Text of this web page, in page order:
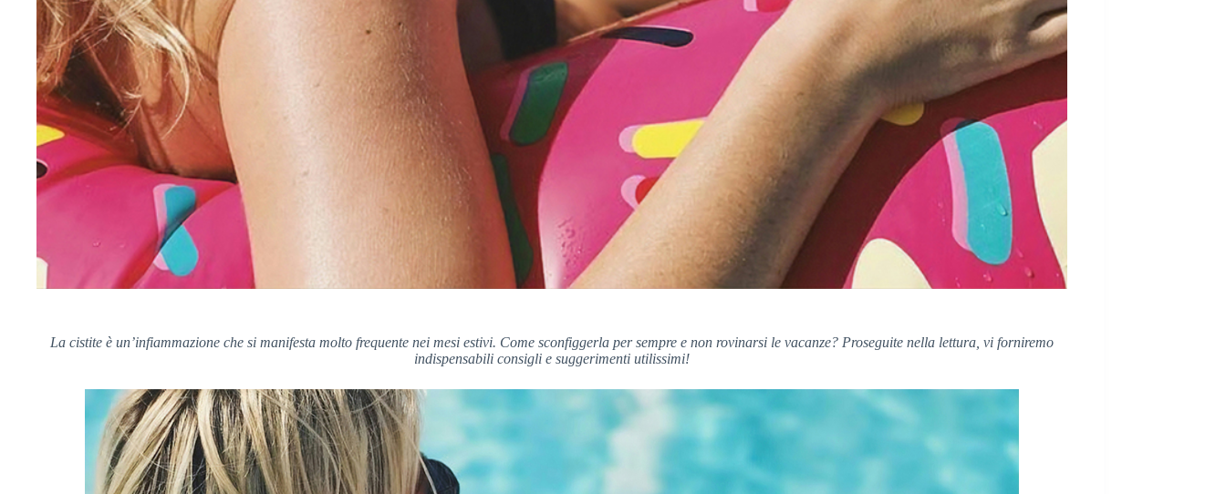
La cistite è un’infiammazione che si manifesta molto frequente nei mesi estivi. Come sconfiggerla per sempre e non rovinarsi le vacanze? Proseguite nella lettura, vi forniremo
indispensabili consigli e suggerimenti utilissimi!